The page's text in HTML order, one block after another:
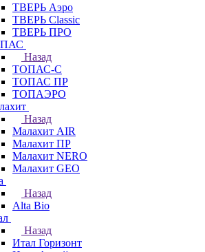
ТВЕРЬ Аэро
ТВЕРЬ Classic
ТВЕРЬ ПРО
Назад
ТОПАС-С
ТОПАС ПР
ТОПАЭРО
Назад
Малахит AIR
Малахит ПР
Малахит NERO
Малахит GEO
Назад
Alta Bio
Назад
Итал Горизонт